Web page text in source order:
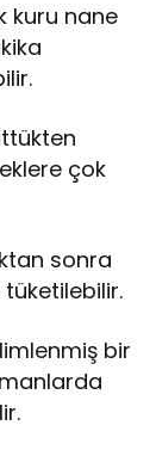
kuru nane
çok
sonra
bir